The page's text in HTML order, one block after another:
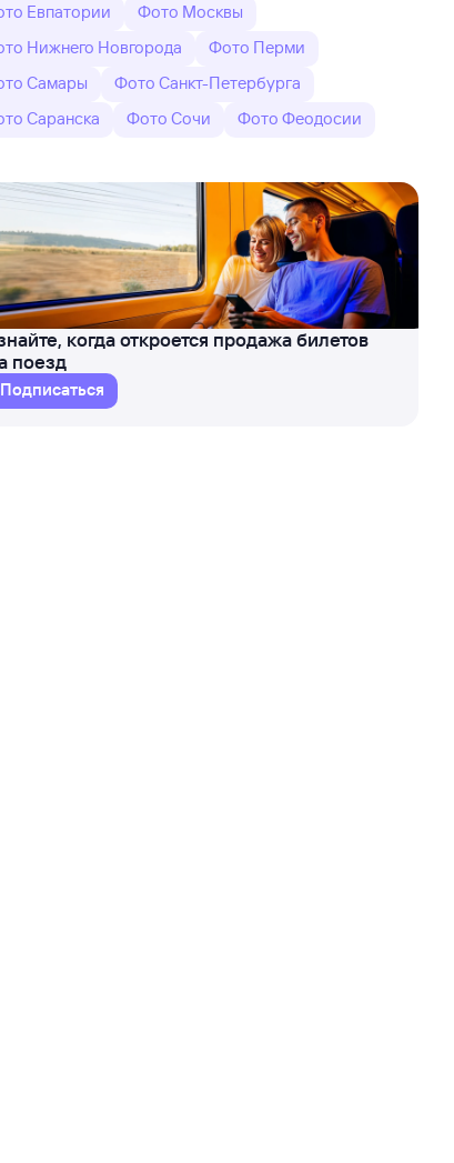
Евпатории
Фото Москвы
Нижнего Новгорода
Фото Перми
Самары
Фото Санкт-Петербурга
Саранска
Фото Сочи Фото Феодосии
когда откроется продажа билетов
поезд
Подписаться